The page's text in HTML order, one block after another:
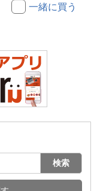
一緒に買う
検索